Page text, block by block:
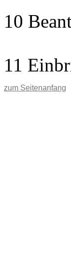
10
11
zum Seitenanfang